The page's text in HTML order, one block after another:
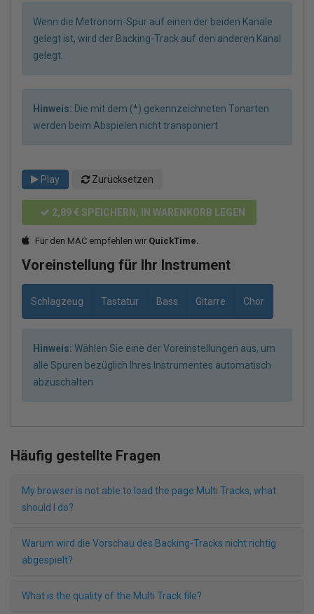
Wenn die Metronom-Spur auf einen der beiden Kanäle
gelegt ist, wird der Backing-Track auf den anderen Kanal
gelegt.
Hinweis: Die mit dem (*) gekennzeichneten Tonarten
werden beim Abspielen nicht transponiert
Play Zurücksetzen
2,89 € SPEICHERN, IN WARENKORB LEGEN
Für den MAC empfehlen wir QuickTime.
Voreinstellung für Ihr Instrument
Schlagzeug Tastatur Bass Gitarre Chor
Hinweis: Wählen Sie eine der Voreinstellungen aus, um
alle Spuren bezüglich Ihres Instrumentes automatisch
abzuschalten
Häufig gestellte Fragen
My browser is not able to load the page Multi Tracks, what
should I do?
Warum wird die Vorschau des Backing-Tracks nicht richtig
abgespielt?
What is the quality of the Multi Track file?